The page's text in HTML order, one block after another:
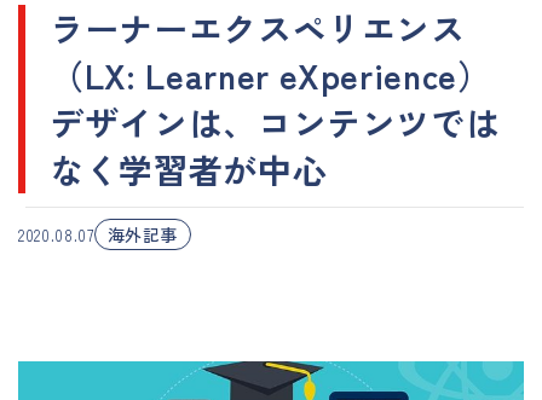
ラーナーエクスペリエンス
（LX: Learner eXperience）
デザインは、コンテンツでは
なく学習者が中心
2020.08.07 海外記事